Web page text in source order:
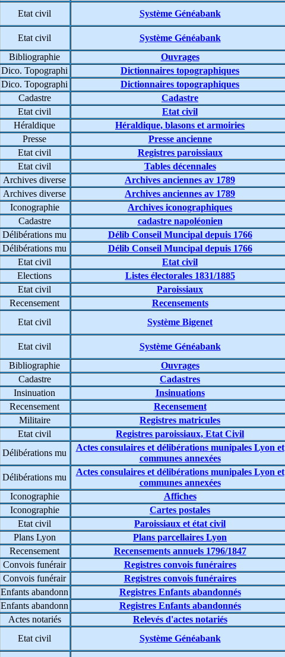
Etat civil Système Généabank
Etat civil Système Généabank
Bibliographie Ouvrages
Dico. Topographi Dictionnaires topographiques
Dico. Topographi Dictionnaires topographiques
Cadastre Cadastre
Etat civil Etat civil
Héraldique Héraldique, blasons et armoiries
Presse Presse ancienne
Etat civil Registres paroissiaux
Etat civil Tables décennales
Archives diverse Archives anciennes av 1789
Archives diverse Archives anciennes av 1789
Iconographie Archives iconographiques
Cadastre cadastre napoléonien
Délibérations mu Délib Conseil Muncipal depuis 1766
Délibérations mu Délib Conseil Muncipal depuis 1766
Etat civil Etat civil
Elections Listes électorales 1831/1885
Etat civil Paroissiaux
Recensement Recensements
Etat civil Système Bigenet
Etat civil Système Généabank
Bibliographie Ouvrages
Cadastre Cadastres
Insinuation Insinuations
Recensement Recensement
Militaire Registres matricules
Etat civil Registres paroissiaux, Etat Civil
Délibérations mu
Actes consulaires et délibérations munipales Lyon et
communes annexées
Délibérations mu
Actes consulaires et délibérations munipales Lyon et
communes annexées
Iconographie Affiches
Iconographie Cartes postales
Etat civil Paroissiaux et état civil
Plans Lyon Plans parcellaires Lyon
Recensement Recensements annuels 1796/1847
Convois funérair Registres convois funéraires
Convois funérair Registres convois funéraires
Enfants abandonn Registres Enfants abandonnés
Enfants abandonn Registres Enfants abandonnés
Actes notariés Relevés d'actes notariés
Etat civil Système Généabank